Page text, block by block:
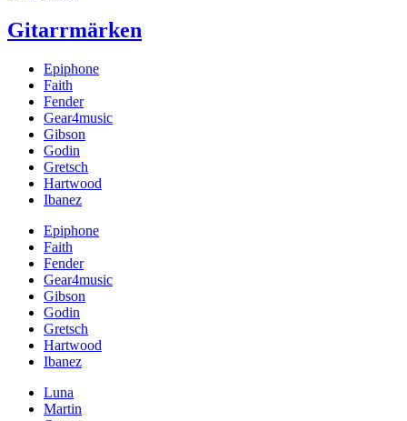
Gitarrmärken
Epiphone
Faith
Fender
Gear4music
Gibson
Godin
Gretsch
Hartwood
Ibanez
Epiphone
Faith
Fender
Gear4music
Gibson
Godin
Gretsch
Hartwood
Ibanez
Luna
Martin